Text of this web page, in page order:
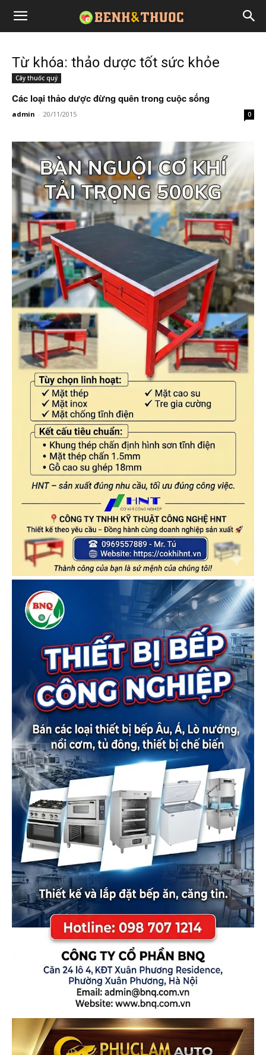
Từ khóa: thảo dược tốt sức khỏe
Cây thuốc quý
Các loại thảo dược đừng quên trong cuộc sống
admin - 20/11/2015 0